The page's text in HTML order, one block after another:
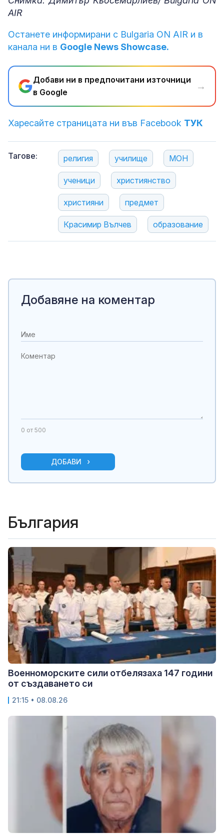
AIR
Останете информирани с Bulgaria ON AIR и в
канала ни в Google News Showcase.
Добави ни в предпочитани източници
в Google
→
Харесайте страницата ни във Facebook ТУК
Тагове: религия училище МОН
ученици християнство
християни предмет
Красимир Вълчев образование
Добавяне на коментар
0 от 500
ДОБАВИ
България
Военноморските сили отбелязаха 147 години
от създаването си
21:15 • 08.08.26